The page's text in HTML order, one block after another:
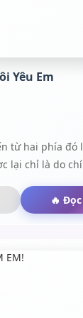
Yêu Em
từ hai phía đó
lại chỉ là do
🔥